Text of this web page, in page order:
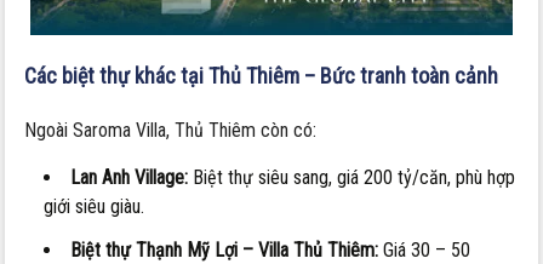
Các biệt thự khác tại Thủ Thiêm – Bức tranh toàn cảnh
Ngoài Saroma Villa, Thủ Thiêm còn có:
Lan Anh Village: Biệt thự siêu sang, giá 200 tỷ/căn, phù hợp
giới siêu giàu.
Biệt thự Thạnh Mỹ Lợi – Villa Thủ Thiêm: Giá 30 – 50